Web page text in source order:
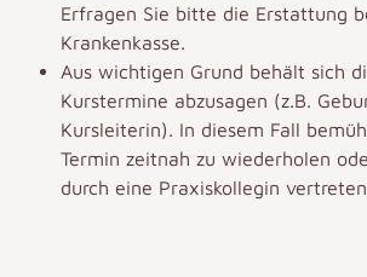
Erfragen Sie bitte die Erstattung
Krankenkasse.
Aus wichtigen Grund behält sich
Kurstermine abzusagen (z.B.
Kursleiterin). In diesem Fall
Termin zeitnah zu wiederholen
durch eine Praxiskollegin vertreten.